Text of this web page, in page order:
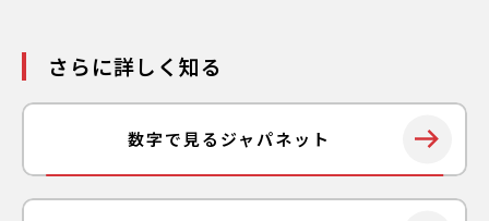
地域限定で働けますか
副業はできますか
さらに詳しく知る
数字で見るジャパネット